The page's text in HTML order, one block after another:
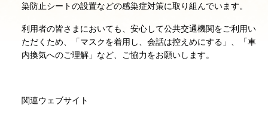
染防止シートの設置などの感染症対策に取り組んでいます。
利用者の皆さまにおいても、安心して公共交通機関をご利用い
ただくため、「マスクを着用し、会話は控えめにする」、「車
内換気へのご理解」など、ご協力をお願いします。
関連ウェブサイト